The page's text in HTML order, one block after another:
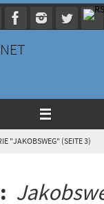
"JAKOBSWEG" (SEITE 3)